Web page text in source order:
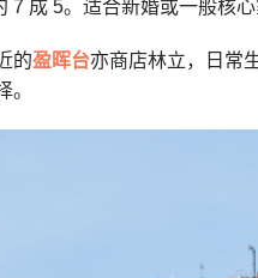
7 成 5。适合新婚或一般核
的盈晖台亦商店林立，日常
。